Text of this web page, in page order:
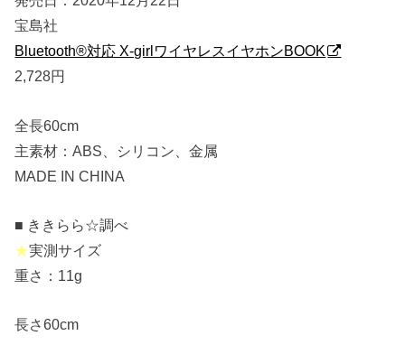
宝島社
Bluetooth®対応 X-girlワイヤレスイヤホンBOOK
2,728円
全長60cm
主素材：ABS、シリコン、金属
MADE IN CHINA
■ ききらら☆調べ
★実測サイズ
重さ：11g
長さ60cm